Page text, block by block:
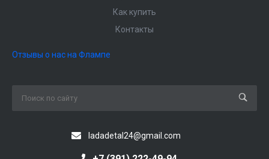
Как купить
Контакты
Отзывы о нас на Флампе
ladadetal24@gmail.com